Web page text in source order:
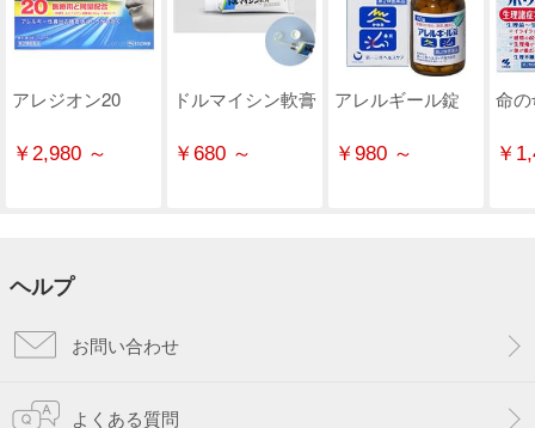
アレジオン20
￥2,980 ～
ドルマイシン軟膏
￥680 ～
アレルギール錠
￥980 ～
命
￥
ヘルプ
お問い合わせ
よくある質問